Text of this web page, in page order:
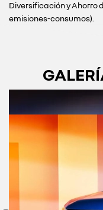
Diversificación y Ahorro
emisiones-consumos).